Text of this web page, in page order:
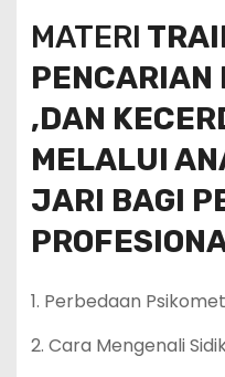
MATERI
PENCARIAN
,DAN
MELALUI
JARI BAGI
1. Perbedaan
2. Cara Mengenali